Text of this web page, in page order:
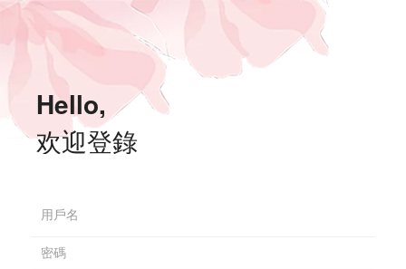
Hello,
欢迎登錄
用戶名
密碼